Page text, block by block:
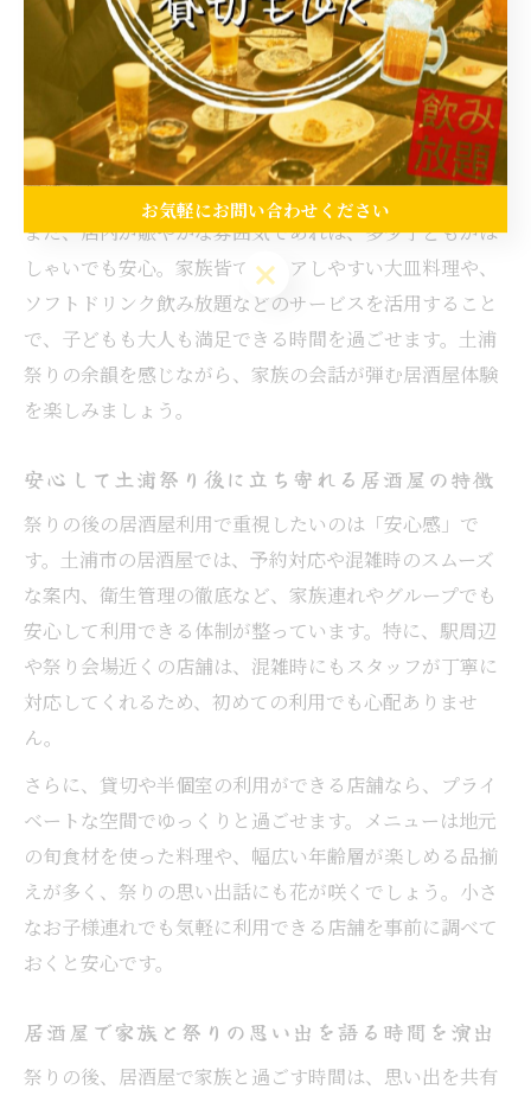
土浦市の居酒屋は、家族連れの利用が増える夏祭りシー
ズンに合わせて、子どもが喜ぶサービスや設備を強化し
ています。例えば、お子様用の椅子や食器の用意、人気
の唐揚げやポテトなどのメニューを揃えている店舗も多
いです。ゆったりとした座敷席は、家族でくつろぐのに
最適です。
また、店内が賑やかな雰囲気であれば、多少子どもがは
しゃいでも安心。家族皆でシェアしやすい大皿料理や、
ソフトドリンク飲み放題などのサービスを活用すること
で、子どもも大人も満足できる時間を過ごせます。土浦
祭りの余韻を感じながら、家族の会話が弾む居酒屋体験
を楽しみましょう。
安心して土浦祭り後に立ち寄れる居酒屋の特徴
祭りの後の居酒屋利用で重視したいのは「安心感」で
す。土浦市の居酒屋では、予約対応や混雑時のスムーズ
な案内、衛生管理の徹底など、家族連れやグループでも
安心して利用できる体制が整っています。特に、駅周辺
や祭り会場近くの店舗は、混雑時にもスタッフが丁寧に
対応してくれるため、初めての利用でも心配ありませ
ん。
さらに、貸切や半個室の利用ができる店舗なら、プライ
ベートな空間でゆっくりと過ごせます。メニューは地元
の旬食材を使った料理や、幅広い年齢層が楽しめる品揃
えが多く、祭りの思い出話にも花が咲くでしょう。小さ
なお子様連れでも気軽に利用できる店舗を事前に調べて
おくと安心です。
居酒屋で家族と祭りの思い出を語る時間を演出
祭りの後、居酒屋で家族と過ごす時間は、思い出を共有
お気軽にお問い合わせください
お気軽にお問い合わせください